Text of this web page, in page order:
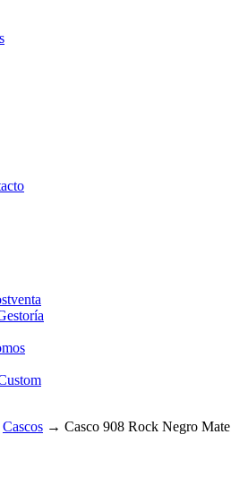
Cascos → Casco 908 Rock Negro Mate